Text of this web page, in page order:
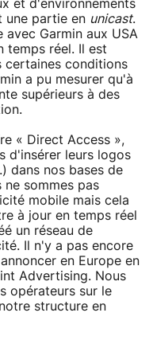
et d'environnements
une partie en unicast.
Garmin aux USA
temps réel. Il est
certaines conditions
a pu mesurer qu'à
supérieurs à des
« Direct Access »,
d'insérer leurs logos
dans nos bases de
ne sommes pas
mobile mais cela
à jour en temps réel
un réseau de
Il n'y a pas encore
en Europe en
Advertising. Nous
opérateurs sur le
structure en